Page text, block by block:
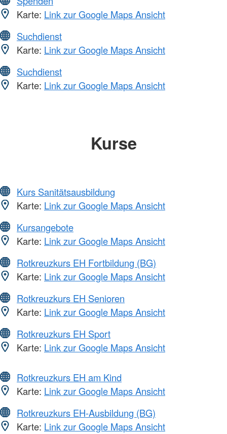
Karte: Link zur Google Maps Ansicht
Suchdienst
Karte: Link zur Google Maps Ansicht
Suchdienst
Karte: Link zur Google Maps Ansicht
Kurse
Kurs Sanitätsausbildung
Karte: Link zur Google Maps Ansicht
Kursangebote
Karte: Link zur Google Maps Ansicht
Rotkreuzkurs EH Fortbildung (BG)
Karte: Link zur Google Maps Ansicht
Rotkreuzkurs EH Senioren
Karte: Link zur Google Maps Ansicht
Rotkreuzkurs EH Sport
Karte: Link zur Google Maps Ansicht
Rotkreuzkurs EH am Kind
Karte: Link zur Google Maps Ansicht
Rotkreuzkurs EH-Ausbildung (BG)
Karte: Link zur Google Maps Ansicht